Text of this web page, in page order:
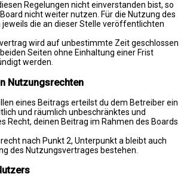
Regelungen nicht einverstanden bist, so
nicht weiter nutzen. Für die Nutzung des
jeweils die an dieser Stelle veröffentlichten
wird auf unbestimmte Zeit geschlossen
Seiten ohne Einhaltung einer Frist
werden.
Nutzungsrechten
eines Beitrags erteilst du dem Betreiber ein
und räumlich unbeschränktes und
Recht, deinen Beitrag im Rahmen des Boards
nach Punkt 2, Unterpunkt a bleibt auch
des Nutzungsvertrages bestehen.